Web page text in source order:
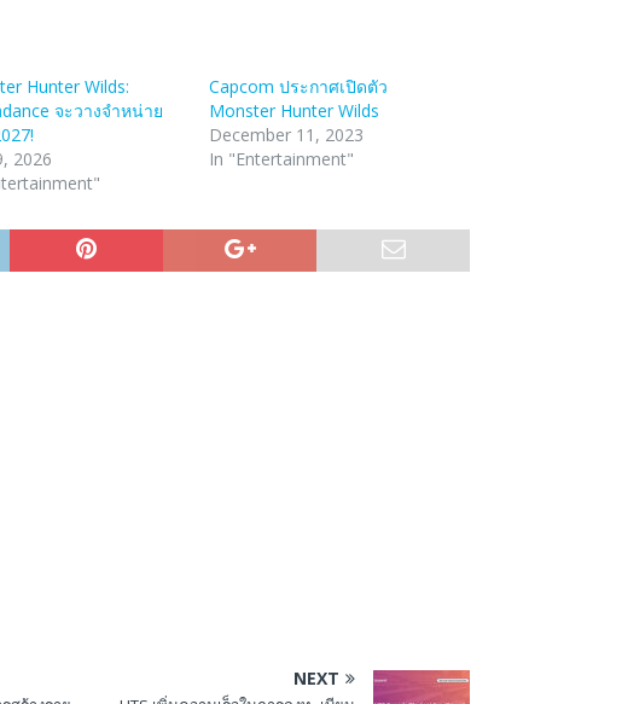
Hunter Wilds:
จะวางจำหน่าย
2026
Capcom ประกาศเปิดตัว
Monster Hunter Wilds
December 11, 2023
In "Entertainment"
NEXT